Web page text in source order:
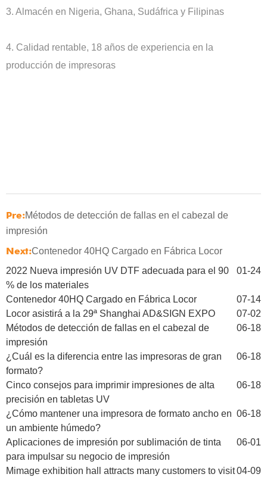
3. Almacén en Nigeria, Ghana, Sudáfrica y Filipinas
4. Calidad rentable, 18 años de experiencia en la
producción de impresoras
Pre:Métodos de detección de fallas en el cabezal de
impresión
Next:Contenedor 40HQ Cargado en Fábrica Locor
01-24
2022 Nueva impresión UV DTF adecuada para el 90
% de los materiales
07-14
Contenedor 40HQ Cargado en Fábrica Locor
07-02
Locor asistirá a la 29ª Shanghai AD&SIGN EXPO
06-18
Métodos de detección de fallas en el cabezal de
impresión
06-18
¿Cuál es la diferencia entre las impresoras de gran
formato?
06-18
Cinco consejos para imprimir impresiones de alta
precisión en tabletas UV
06-18
¿Cómo mantener una impresora de formato ancho en
un ambiente húmedo?
06-01
Aplicaciones de impresión por sublimación de tinta
para impulsar su negocio de impresión
04-09
Mimage exhibition hall attracts many customers to visit